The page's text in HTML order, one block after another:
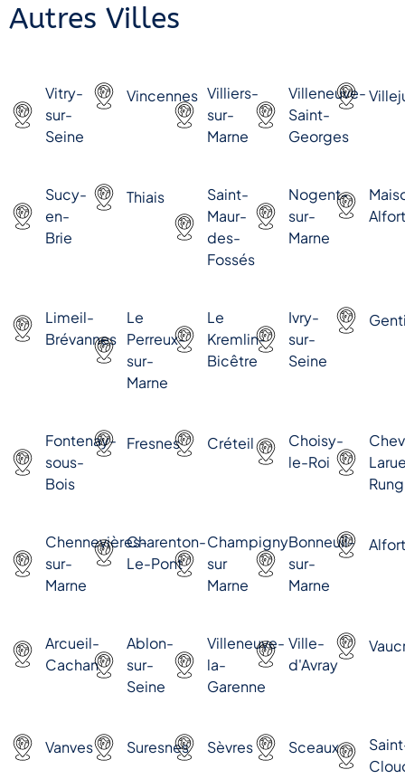
Autres Villes
Vitry-
sur-
Seine
Vincennes Villiers-
sur-
Marne
Villeneuve-
Saint-
Georges
Sucy-
en-
Brie
Thiais
Saint-
Maur-
des-
Fossés
Nogent-
sur-
Marne
Limeil-
Brévannes
Le
Perreux-
sur-
Marne
Le
Kremlin-
Bicêtre
Ivry-
sur-
Seine
Fontenay-
sous-
Bois
Fresnes Créteil
Choisy-
le-Roi
Chennevières-
sur-
Marne
Charenton-
Le-Pont
Champigny
sur
Marne
Bonneuil-
sur-
Marne
Arcueil-
Cachan
Ablon-
sur-
Seine
Villeneuve-
la-
Garenne
Ville-
d'Avray
Vanves Suresnes Sèvres Sceaux